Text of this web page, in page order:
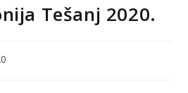
Tešanj 2020.